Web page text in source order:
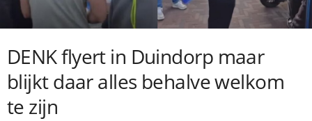
DENK flyert in Duindorp maar
blijkt daar alles behalve welkom
te zijn